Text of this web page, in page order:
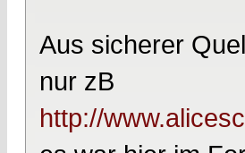
Aus sicherer
nur zB
http://